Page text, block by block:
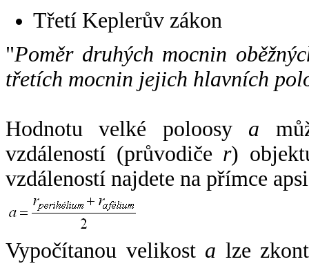
Třetí Keplerův zákon
"Poměr druhých mocnin
třetích mocnin jejich hlavních
Hodnotu velké poloosy a
vzdáleností (průvodiče r)
vzdáleností najdete na přímce
Vypočítanou velikost a lze